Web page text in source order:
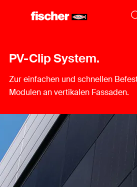
PV-Clip System.
Zur einfachen und schnellen
Modulen an vertikalen Fassaden.